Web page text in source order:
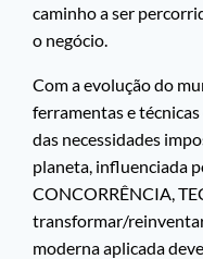
caminho a ser
o negócio.
Com a evolução do
ferramentas e
das necessidades
planeta, influenciada
CONCORRÊNCIA,
transformar/
moderna aplicada